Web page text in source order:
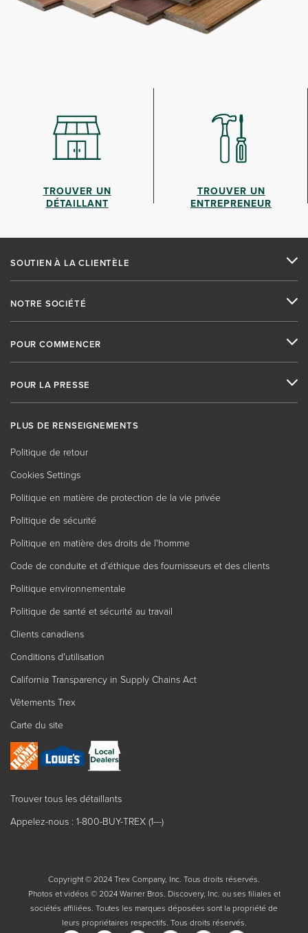
TROUVER UN
DÉTAILLANT
TROUVER UN
ENTREPRENEUR
SOUTIEN À LA CLIENTÈLE
NOTRE SOCIÉTÉ
POUR COMMENCER
POUR LA PRESSE
PLUS DE RENSEIGNEMENTS
Politique de retour
Cookies Settings
Politique en matière de protection de la vie privée
Politique de sécurité
Politique en matière des droits de l'homme
Code de conduite et d’éthique des fournisseurs et des clients
Politique environnementale
Politique de santé et sécurité au travail
Clients canadiens
Conditions d'utilisation
California Transparency in Supply Chains Act
Vêtements Trex
Carte du site
Trouver tous les détaillants
Appelez-nous : 1-800-BUY-TREX (1---)
Copyright © 2024 Trex Company, Inc. Tous droits réservés.
Photos et vidéos © 2024 Warner Bros. Discovery, Inc. ou ses filiales et
sociétés affiliées. Toutes les marques déposées sont la propriété de
leurs propriétaires respectifs. Tous droits réservés.